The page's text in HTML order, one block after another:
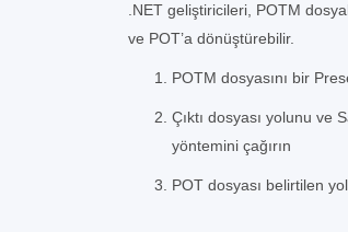
.NET geliştiricileri, POTM
ve POT’a dönüştürebilir.
POTM dosyasını bir
Çıktı dosyası yolunu ve
yöntemini çağırın
POT dosyası belirtilen